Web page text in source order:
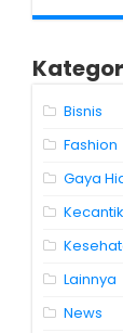
Bisnis
Fashion
Gaya
Lainnya
News